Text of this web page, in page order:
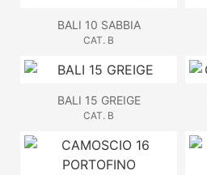
BALI 10 SABBIA
CAT. B
BALI 15 GREIGE
CAT. B